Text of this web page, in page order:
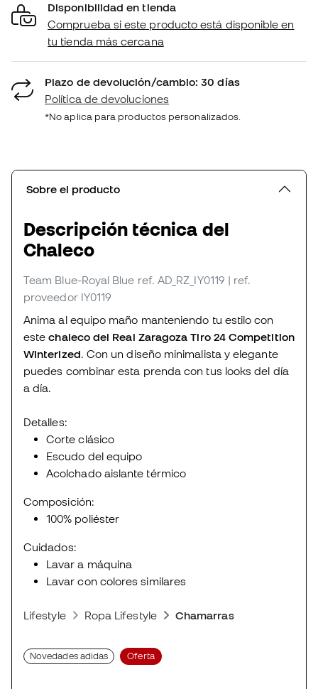
Disponibilidad en tienda
Comprueba si este producto está disponible en
tu tienda más cercana
Plazo de devolución/cambio: 30 días
Política de devoluciones
*No aplica para productos personalizados.
Sobre el producto
Descripción técnica del
Chaleco
Team Blue-Royal Blue ref. AD_RZ_IY0119 | ref.
proveedor IY0119
Anima al equipo maño manteniendo tu estilo con
estechaleco del Real Zaragoza Tiro 24 Competition
Winterized. Con un diseño minimalista y elegante
puedes combinar esta prenda con tus looks del día
a día.
Detalles:
Corte clásico
Escudo del equipo
Acolchado aislante térmico
Composición:
100% poliéster
Cuidados:
Lavar a máquina
Lavar con colores similares
Lifestyle Ropa Lifestyle Chamarras
Novedades adidas Oferta